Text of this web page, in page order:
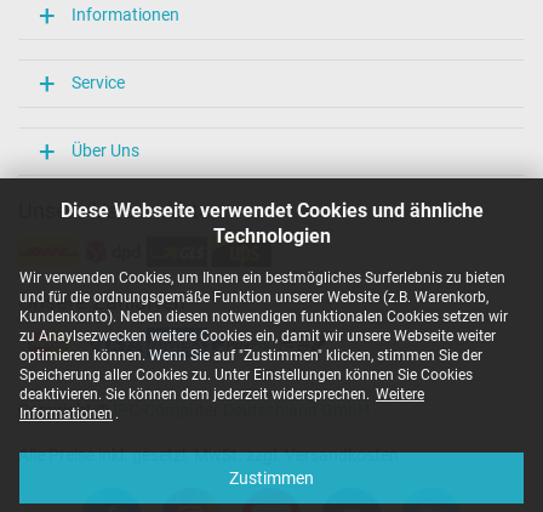
Diese Webseite verwendet Cookies und ähnliche
Technologien
Wir verwenden Cookies, um Ihnen ein bestmögliches Surferlebnis zu bieten
und für die ordnungsgemäße Funktion unserer Website (z.B. Warenkorb,
Kundenkonto). Neben diesen notwendigen funktionalen Cookies setzen wir
zu Anaylsezwecken weitere Cookies ein, damit wir unsere Webseite weiter
optimieren können. Wenn Sie auf "Zustimmen" klicken, stimmen Sie der
Speicherung aller Cookies zu. Unter Einstellungen können Sie Cookies
deaktivieren. Sie können dem jederzeit widersprechen. Weitere
Informationen .
Zustimmen
Weitere Daten
Ja
CE
N
PSE
SEC
Singapore Safety Mark
TÜV Argentina Certificado
TÜV Geprüfte Sicherheit
UKCA
UL Listed
Informationen
Service
Über Uns
Unsere Versandarten
Unsere Zahlarten
Copyright ©
Alle Preise inkl. gesetzl. MwSt. zzgl. Versandkosten